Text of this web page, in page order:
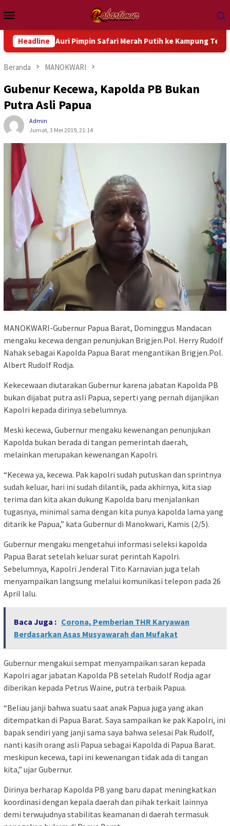
ke
kontenMobile
Headline
Auri Pimpin Safari Merah Putih ke Kampung Terpencil
Beranda MANOKWARI
Gubenur Kecewa, Kapolda PB Bukan
Putra Asli Papua
Admin
Jumat, 3 Mei 2019, 21:14
MANOKWARI-Gubernur Papua Barat, Dominggus Mandacan
mengaku kecewa dengan penunjukan Brigjen.Pol. Herry Rudolf
Nahak sebagai Kapolda Papua Barat mengantikan Brigjen.Pol.
Albert Rudolf Rodja.
Kekecewaan diutarakan Gubernur karena jabatan Kapolda PB
bukan dijabat putra asli Papua, seperti yang pernah dijanjikan
Kapolri kepada dirinya sebelumnya.
Meski kecewa, Gubernur mengaku kewenangan penunjukan
Kapolda bukan berada di tangan pemerintah daerah,
melainkan merupakan kewenangan Kapolri.
“Kecewa ya, kecewa. Pak kapolri sudah putuskan dan sprintnya
sudah keluar, hari ini sudah dilantik, pada akhirnya, kita siap
terima dan kita akan dukung Kapolda baru menjalankan
tugasnya, minimal sama dengan kita punya kapolda lama yang
ditarik ke Papua,” kata Gubernur di Manokwari, Kamis (2/5).
Gubernur mengaku mengetahui informasi seleksi kapolda
Papua Barat setelah keluar surat perintah Kapolri.
Sebelumnya, Kapolri Jenderal Tito Karnavian juga telah
menyampaikan langsung melalui komunikasi telepon pada 26
April lalu.
Baca Juga : Corona, Pemberian THR Karyawan
Berdasarkan Asas Musyawarah dan Mufakat
Gubernur mengakui sempat menyampaikan saran kepada
Kapolri agar jabatan Kapolda PB setelah Rudolf Rodja agar
diberikan kepada Petrus Waine, putra terbaik Papua.
“Beliau janji bahwa suatu saat anak Papua juga yang akan
ditempatkan di Papua Barat. Saya sampaikan ke pak Kapolri, ini
bapak sendiri yang janji sama saya bahwa selesai Pak Rudolf,
nanti kasih orang asli Papua sebagai Kapolda di Papua Barat.
meskipun kecewa, tapi ini kewenangan tidak ada di tangan
kita,” ujar Gubernur.
Dirinya berharap Kapolda PB yang baru dapat meningkatkan
koordinasi dengan kepala daerah dan pihak terkait lainnya
demi terwujudnya stabilitas keamanan di daerah termasuk